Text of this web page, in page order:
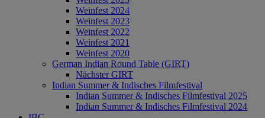
Weinfest 2024
Weinfest 2023
Weinfest 2022
Weinfest 2021
Weinfest 2020
German Indian Round Table (GIRT)
Nächster GIRT
Indian Summer & Indisches Filmfestival
Indian Summer & Indisches Filmfestival 2025
Indian Summer & Indisches Filmfestival 2024